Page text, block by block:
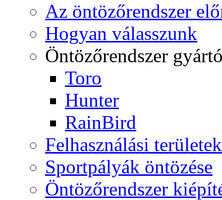
Az öntözőrendszer
Hogyan válasszunk
Öntözőrendszer
Toro
Hunter
RainBird
Felhasználási területek
Sportpályák öntözése
Öntözőrendszer